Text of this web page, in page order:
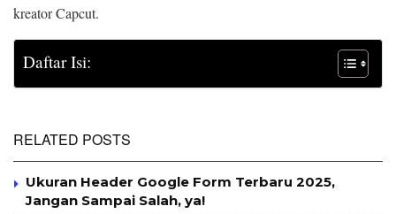
kreator Capcut.
Daftar Isi:
RELATED POSTS
Ukuran Header Google Form Terbaru 2025,
Jangan Sampai Salah, ya!